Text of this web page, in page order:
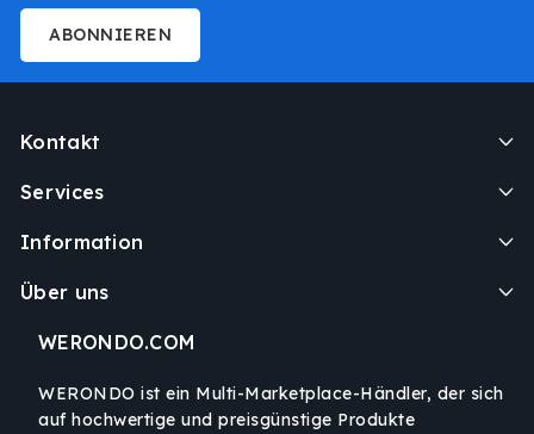
ABONNIEREN
Kontakt
Services
Information
Über uns
WERONDO.COM
WERONDO ist ein Multi-Marketplace-Händler, der sich
auf hochwertige und preisgünstige Produkte